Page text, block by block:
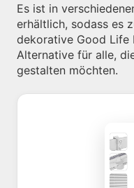
Es ist in
erhältlich, sodass es
dekorative Good Life
Alternative für alle,
gestalten möchten.